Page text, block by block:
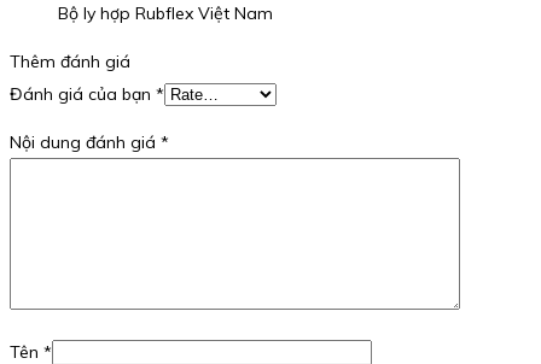
Bộ ly hợp Rubflex Việt Nam
Thêm đánh giá
Đánh giá của bạn *
Nội dung đánh giá *
Tên *